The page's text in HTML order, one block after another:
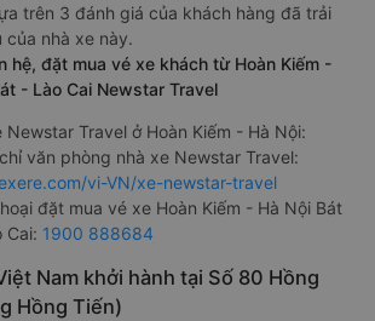
trên 3 đánh giá của khách hàng đã trải
của nhà xe này.
hệ, đặt mua vé xe khách từ Hoàn Kiếm -
- Lào Cai Newstar Travel
Newstar Travel ở Hoàn Kiếm - Hà Nội:
văn phòng nhà xe Newstar Travel:
vi-VN/xe-newstar-travel
đặt mua vé xe Hoàn Kiếm - Hà Nội Bát
Cai: 1900 888684
Nam khởi hành tại Số 80 Hồng
Hồng Tiến)